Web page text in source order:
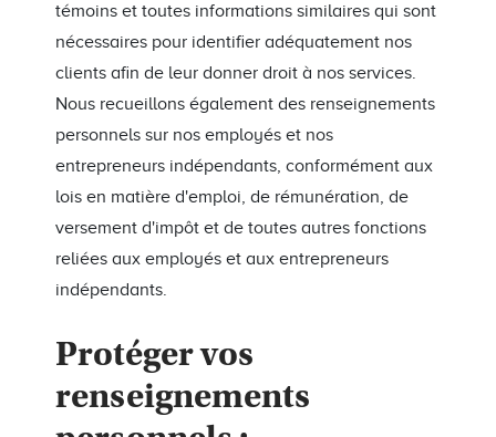
témoins et toutes informations similaires qui sont
nécessaires pour identifier adéquatement nos
clients afin de leur donner droit à nos services.
Nous recueillons également des renseignements
personnels sur nos employés et nos
entrepreneurs indépendants, conformément aux
lois en matière d'emploi, de rémunération, de
versement d'impôt et de toutes autres fonctions
reliées aux employés et aux entrepreneurs
indépendants.
Protéger vos
renseignements